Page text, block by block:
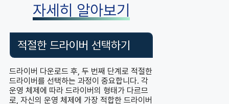
자세히 알아보기
적절한 드라이버 선택하기
드라이버 다운로드 후, 두 번째 단계로 적절한
드라이버를 선택하는 과정이 중요합니다. 각
운영 체제에 따라 드라이버의 형태가 다르므
로, 자신의 운영 체제에 가장 적합한 드라이버